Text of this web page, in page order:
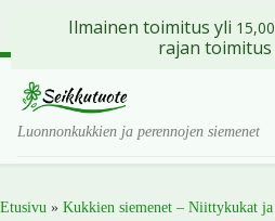
Skip to content
Luonnonkukkien ja perennojen siemenet
Etusivu » Kukkien siemenet – Niittykukat ja
Ilmainen toimitus yli 15,00
rajan toimitus